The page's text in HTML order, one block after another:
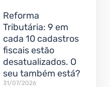
Reforma
Tributária: 9 em
cada 10 cadastros
fiscais estão
desatualizados. O
seu também está?
31/07/2026